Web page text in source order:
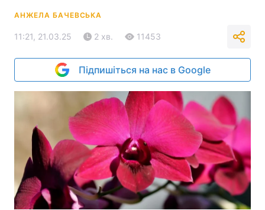
АНЖЕЛА БАЧЕВСЬКА
11:21, 21.03.25 2 хв. 11453
Підпишіться на нас в Google